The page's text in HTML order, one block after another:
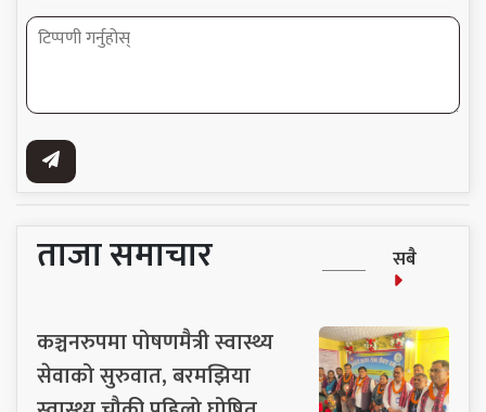
ताजा समाचार सबै
कञ्चनरुपमा पोषणमैत्री स्वास्थ्य
सेवाको सुरुवात, बरमझिया